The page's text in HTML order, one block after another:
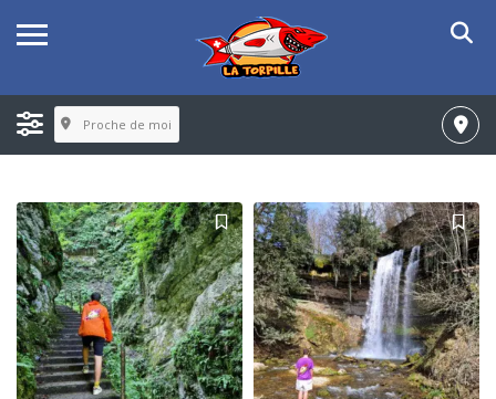
Proche de moi